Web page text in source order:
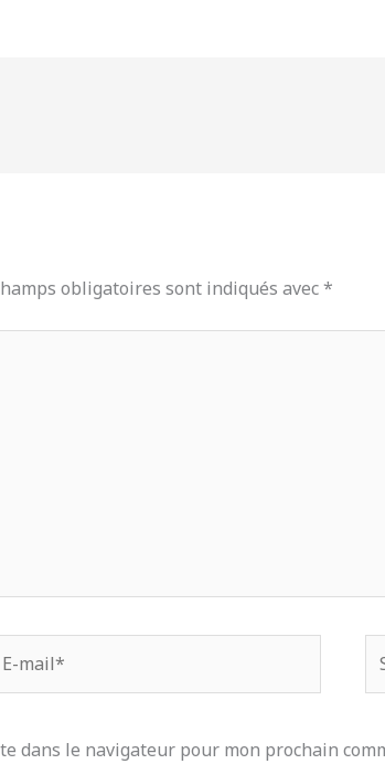
obligatoires sont indiqués avec*
dans le navigateur pour mon prochain